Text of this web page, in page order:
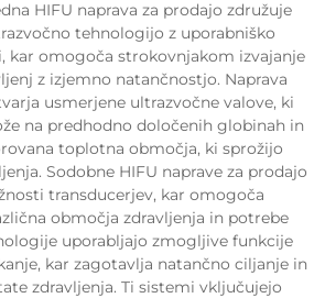
HIFU naprava za prodajo združuje
tehnologijo z uporabniško
kar omogoča strokovnjakom izvajanje
z izjemno natančnostjo. Naprava
usmerjene ultrazvočne valove, ki
na predhodno določenih globinah in
toplotna območja, ki sprožijo
Sodobne HIFU naprave za prodajo
transducerjev, kar omogoča
območja zdravljenja in potrebe
uporabljajo zmogljive funkcije
kar zagotavlja natančno ciljanje in
zdravljenja. Ti sistemi vključujejo